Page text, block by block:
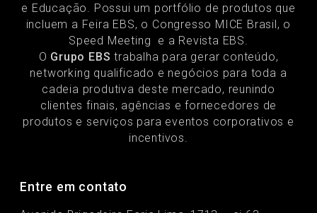
e Educação. Possui um portfólio de produtos que
incluem a Feira EBS, o Congresso MICE Brasil, o
Speed Meeting e a Revista EBS.
O Grupo EBS trabalha para gerar conteúdo,
networking qualificado e negócios para toda a
cadeia produtiva deste mercado, reunindo
clientes finais, agências e fornecedores de
produtos e serviços para eventos corporativos e
incentivos.
Entre em contato